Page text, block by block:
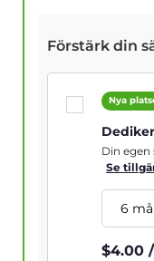
Förstärk din
Nya
Din
Se
6
$4.00